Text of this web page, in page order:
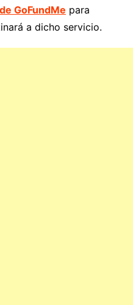
GoFundMe para
a dicho servicio.